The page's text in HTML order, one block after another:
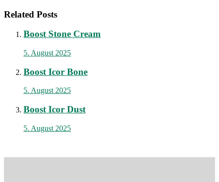
Related Posts
Boost Stone Cream
5. August 2025
Boost Icor Bone
5. August 2025
Boost Icor Dust
5. August 2025